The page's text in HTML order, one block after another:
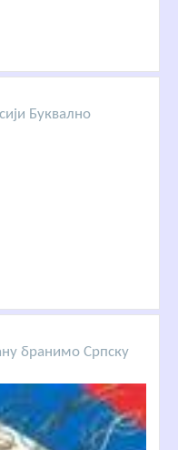
Буквално
бранимо Српску